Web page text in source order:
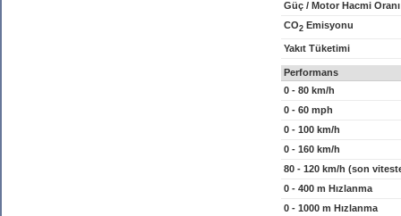
Güç / Motor Hacmi Oranı
CO2 Emisyonu
Yakıt Tüketimi
Performans
0 - 80 km/h
0 - 60 mph
0 - 100 km/h
0 - 160 km/h
80 - 120 km/h (son
0 - 400 m Hızlanma
0 - 1000 m Hızlanma